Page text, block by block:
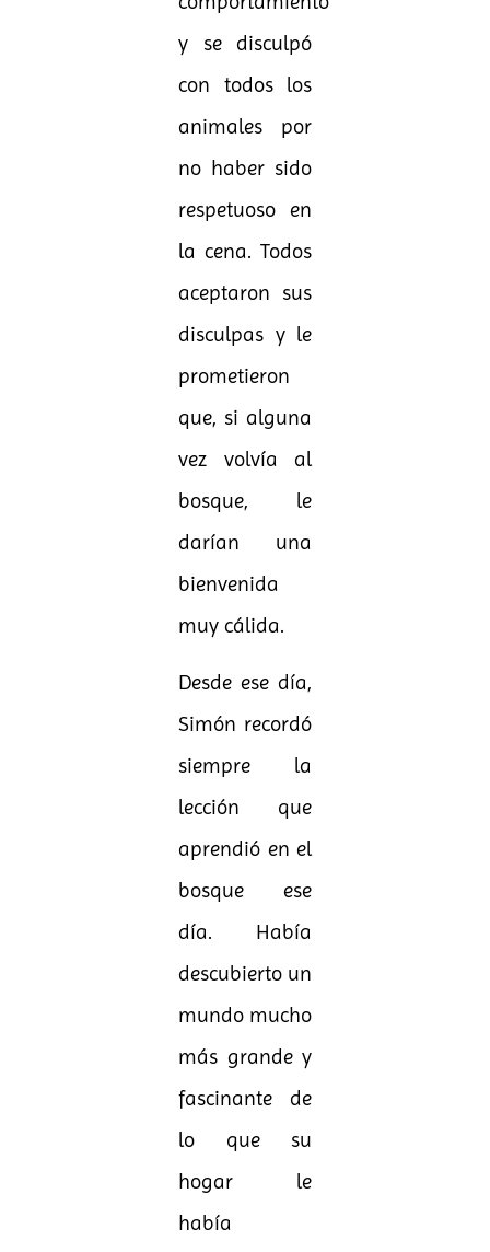
y se disculpó
con todos los
animales por
no haber sido
respetuoso en
la cena. Todos
aceptaron sus
disculpas y le
prometieron
que, si alguna
vez volvía al
bosque, le
darían una
bienvenida
muy cálida.
Desde ese día,
Simón recordó
siempre la
lección que
aprendió en el
bosque ese
día. Había
descubierto un
mundo mucho
más grande y
fascinante de
lo que su
hogar le
había